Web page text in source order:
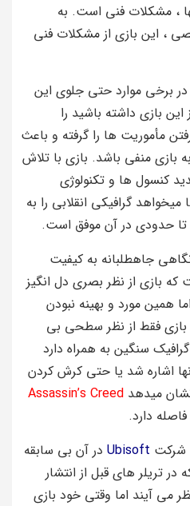
، مشکلات فنی است. به
، این بازی از مشکلات فنی
برخی موارد حتی جلوی این
بازی داشته باشید را
مأموریت ها را گرفته و باعث
منفی باشد. بازی با تلاش
کنسول ها و تکنولوژی
میخواهد گرافیکی انقلابی را به
تا حدودی در آن موفق است.
جاهطلبانه به کیفیت
بازی از نظر بصری دل انگیز
همین مورد و بهینه نبودن
فقط از نظر سطحی بی
سنگین به همراه دارد
اشاره شد یا حتی کرش کردن
میدهد Assassin’s Creed
دارد.
شرکت Ubisoft در آن بی سابقه
تریلر های قبل از انتشار
می آیند اما وقتی خود بازی